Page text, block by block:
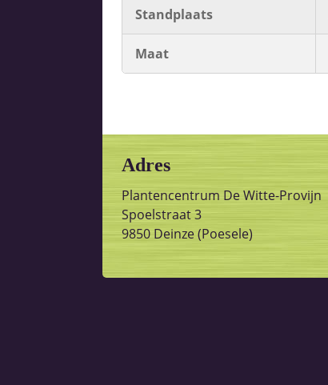
Standplaats
Maat
Adres
Plantencentrum De Witte-Provijn
Spoelstraat 3
9850 Deinze (Poesele)